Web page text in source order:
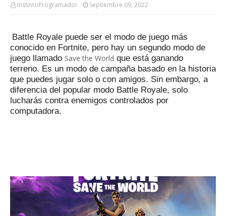
InstintoProgramador Septiembre 09, 2022
Battle Royale puede ser el modo de juego más
conocido en Fortnite, pero hay un segundo modo de
juego llamado Save the World que está ganando
terreno. Es un modo de campaña basado en la historia
que puedes jugar solo o con amigos. Sin embargo, a
diferencia del popular modo Battle Royale, solo
lucharás contra enemigos controlados por
computadora.